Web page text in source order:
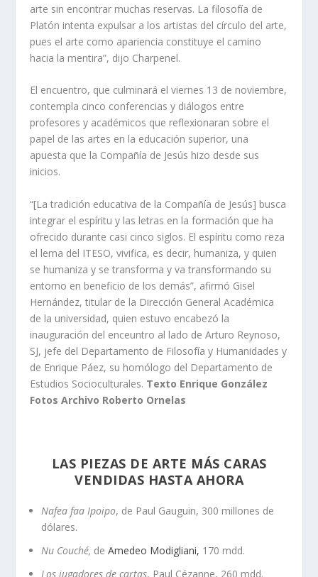
arte sin encontrar muchas reservas. La filosofía de
Platón intenta expulsar a los artistas del círculo del arte,
pues el arte como apariencia constituye el camino
hacia la mentira”, dijo Charpenel.
El encuentro, que culminará el viernes 13 de noviembre,
contempla cinco conferencias y diálogos entre
profesores y académicos que reflexionaran sobre el
papel de las artes en la educación superior, una
apuesta que la Compañía de Jesús hizo desde sus
inicios.
“[La tradición educativa de la Compañía de Jesús] busca
integrar el espíritu y las letras en la formación que ha
ofrecido durante casi cinco siglos. El espíritu como reza
el lema del ITESO, vivifica, es decir, humaniza, y quien
se humaniza y se transforma y va transformando su
entorno en beneficio de los demás”, afirmó Gisel
Hernández, titular de la Dirección General Académica
de la universidad, quien estuvo encabezó la
inauguración del enceuntro al lado de Arturo Reynoso,
SJ, jefe del Departamento de Filosofía y Humanidades y
de Enrique Páez, su homólogo del Departamento de
Estudios Socioculturales. Texto Enrique González
Fotos Archivo Roberto Ornelas
LAS PIEZAS DE ARTE MÁS CARAS
VENDIDAS HASTA AHORA
Nafea faa Ipoipo, de Paul Gauguin, 300 millones de
dólares.
Nu Couché, deAmedeo Modigliani, 170 mdd.
Los jugadores de cartas, Paul Cézanne, 260 mdd.